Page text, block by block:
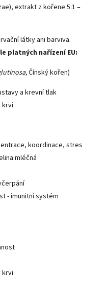
extrakt z kořene 5:1 –
látky ani barviva.
platných nařízení EU:
Čínský kořen)
a krevní tlak
krvi
koordinace, stres
mléčná
- imunitní systém
krvi